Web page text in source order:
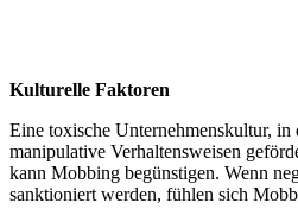
Kulturelle Faktoren
Eine toxische Unternehmenskultur, in
manipulative Verhaltensweisen
kann Mobbing begünstigen. Wenn
sanktioniert werden, fühlen sich